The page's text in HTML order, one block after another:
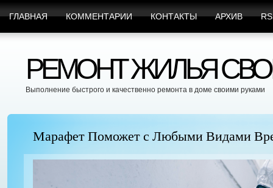
ГЛАВНАЯ КОММЕНТАРИИ КОНТАКТЫ АРХИВ
РЕМОНТ ЖИЛЬЯ
Выполнение быстрого и качественно ремонта в доме своими руками
Марафет Поможет с Любыми Видами